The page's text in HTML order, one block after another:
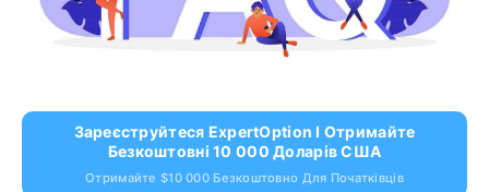
Зареєструйтеся ExpertOption І Отримайте
Безкоштовні 10 000 Доларів США
Отримайте $10 000 Безкоштовно Для Початківців